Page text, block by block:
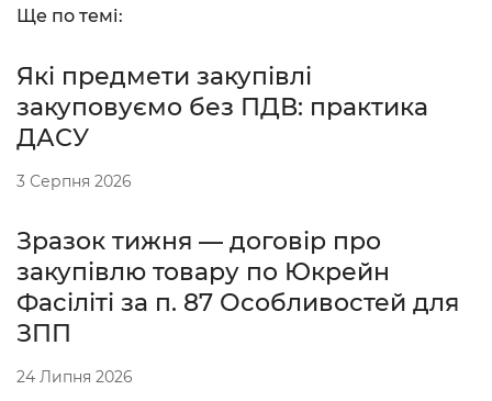
Ще по темі:
Які предмети закупівлі
закуповуємо без ПДВ: практика
ДАСУ
3 Серпня 2026
Зразок тижня — договір про
закупівлю товару по Юкрейн
Фасіліті за п. 87 Особливостей для
ЗПП
24 Липня 2026